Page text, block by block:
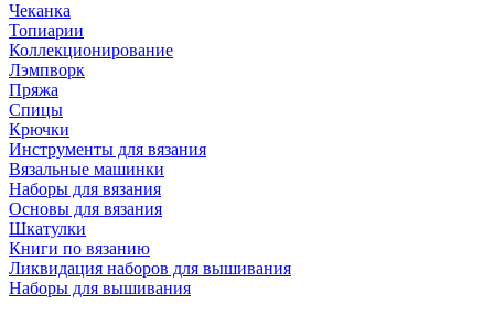
Чеканка
Топиарии
Коллекционирование
Лэмпворк
Пряжа
Спицы
Крючки
Инструменты для вязания
Вязальные машинки
Наборы для вязания
Основы для вязания
Шкатулки
Книги по вязанию
Ликвидация наборов для вышивания
Наборы для вышивания